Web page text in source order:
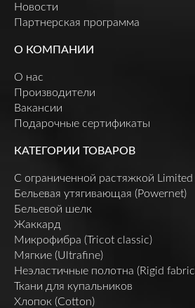
Новости
Партнерская программа
О КОМПАНИИ
О нас
Производители
Вакансии
Подарочные сертификаты
КАТЕГОРИИ ТОВАРОВ
C ограниченной растяжкой
Бельевая утягивающая (Powernet)
Бельевой шелк
Жаккард
Микрофибра (Tricot classic)
Мягкие (Ultrafine)
Неэластичные полотна (Rigid
Ткани для купальников
Хлопок (Cotton)